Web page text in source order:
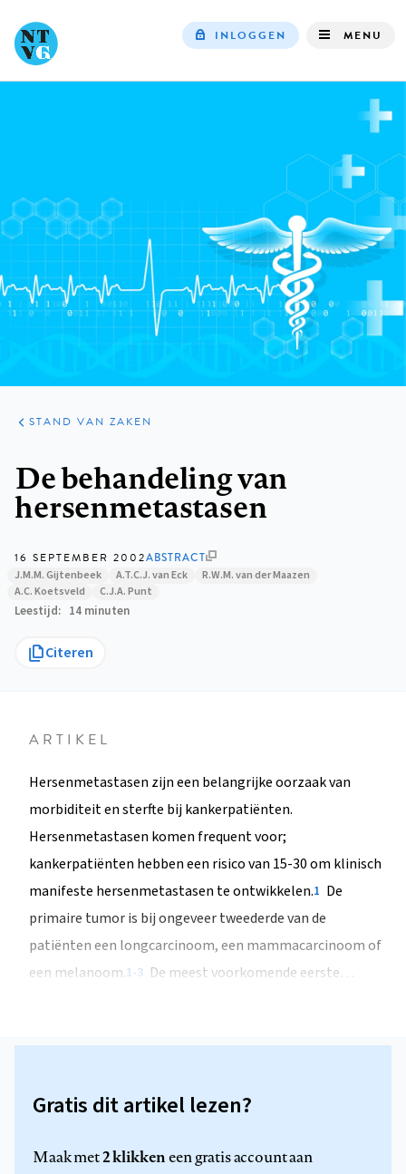
navigation
INLOGGEN MENU
ARTIKELEN
PRAKTIJK
STAND VAN ZAKEN
De behandeling van
hersenmetastasen
16 SEPTEMBER 2002ABSTRACT
J.M.M. Gijtenbeek
A.T.C.J. van Eck
R.W.M. van der Maazen
A.C. Koetsveld
C.J.A. Punt
Leestijd 14 minuten
Citeren
ARTIKEL
Hersenmetastasen zijn een belangrijke oorzaak van
morbiditeit en sterfte bij kankerpatiënten.
Hersenmetastasen komen frequent voor;
kankerpatiënten hebben een risico van 15-30 om klinisch
manifeste hersenmetastasen te ontwikkelen.1 De
primaire tumor is bij ongeveer tweederde van de
patiënten een longcarcinoom, een mammacarcinoom of
een melanoom.1-3 De meest voorkomende eerste…
Gratis dit artikel lezen?
Maak met2 klikkeneen gratis account aan